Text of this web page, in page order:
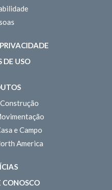
DE USO
e Campo
America